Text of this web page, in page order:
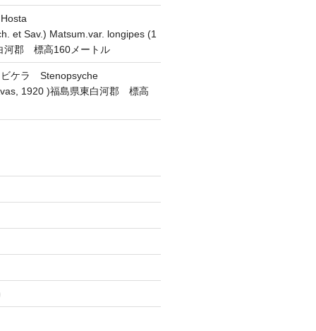
et Sav.) Matsum.var. longipes (1
河郡 標高160メートル
ビケラ Stenopsyche
1920 )福島県東白河郡 標高